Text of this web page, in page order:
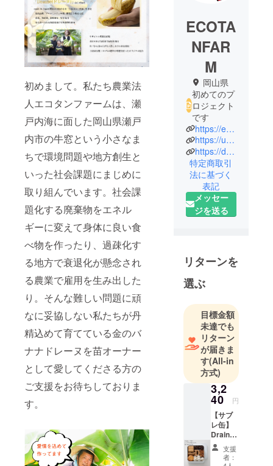
初めまして。私たち農業法
人エコタンファームは、瀬
戸内海に面した岡山県瀬戸
内市の牛窓という小さなま
ちで環境問題や地方創生と
いった社会課題にまじめに
取り組んでいます。社会課
題化する廃棄物をエネル
ギーに変えて身体に良い食
べ物を作ったり、過疎化す
る地方で衰退化が懸念され
る農業で雇用を生み出した
り。そんな難しい問題に頑
なに妥協しない私たちが丹
精込めて育てている金のバ
ナナドレーヌを苗オーナー
として愛してくださる方の
ご支援をお待ちしておりま
す。
ECOTA
NFAR
M
岡山県
初めてのプ
ロジェクト
です
https://ecotan-farm.co.jp/
https://ushimado-tari.com/
https://draine.jp/
特定商取引
法に基づく
表記
メッセー
ジを送る
リターンを
選ぶ
目標金額
未達でも
リターン
が届きま
す(All-in
方式)
3,2
40 円
【サブ
レ缶】
Draine
バナナ
を皮ご
と使用
支援
者：